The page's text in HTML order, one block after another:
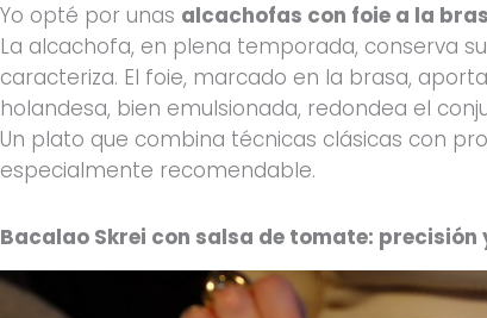
Yo opté por unas alcachofas con foie a la
La alcachofa, en plena temporada, conserva
caracteriza. El foie, marcado en la brasa,
holandesa, bien emulsionada, redondea el
Un plato que combina técnicas clásicas con
especialmente recomendable.
Bacalao Skrei con salsa de tomate: precisión